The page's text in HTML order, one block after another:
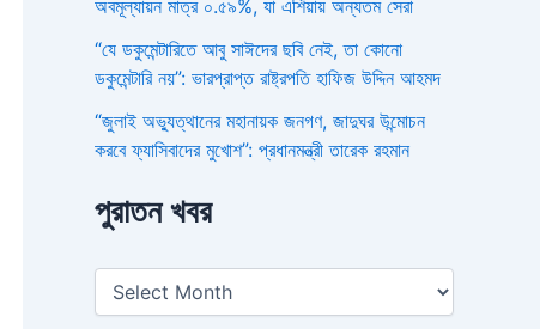
অবমূল্যায়ন মাত্র ০.৫৯%, যা এশিয়ায় অন্যতম সেরা
“যে ডকুমেন্টারিতে আবু সাঈদের ছবি নেই, তা কোনো
ডকুমেন্টারি নয়”: ভারপ্রাপ্ত রাষ্ট্রপতি হাফিজ উদ্দিন আহমদ
“জুলাই অভ্যুত্থানের মহানায়ক জনগণ, জাদুঘর উন্মোচন
করবে ফ্যাসিবাদের মুখোশ”: প্রধানমন্ত্রী তারেক রহমান
পুরাতন খবর